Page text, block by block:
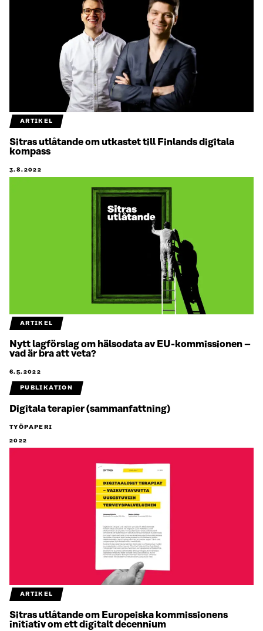
ARTIKEL
Sitras utlåtande om utkastet till Finlands digitala
kompass
3.8.2022
ARTIKEL
Nytt lagförslag om hälsodata av EU-kommissionen –
vad är bra att veta?
6.5.2022
PUBLIKATION
Digitala terapier (sammanfattning)
TYÖPAPERI
2022
ARTIKEL
Sitras utlåtande om Europeiska kommissionens
initiativ om ett digitalt decennium